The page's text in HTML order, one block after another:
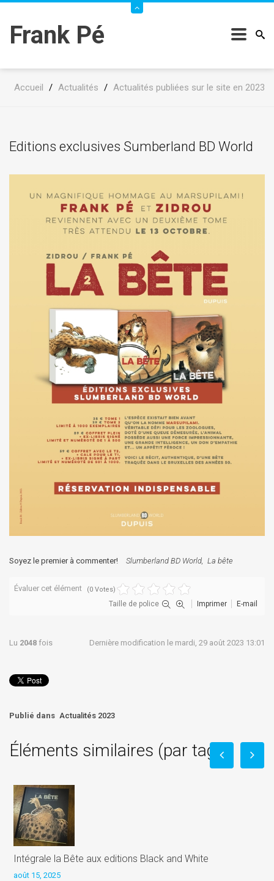
Frank Pé
Accueil / Actualités / Actualités publiées sur le site en 2023
Editions exclusives Sumberland BD World
Soyez le premier à commenter! Slumberland BD World La bête
Évaluer cet élément (0 Votes)
Taille de police Imprimer E-mail
Lu 2048 fois Dernière modification le mardi, 29 août 2023 13:01
Publié dans Actualités 2023
Éléments similaires (par tag)
Intégrale la Bête aux editions Black and White
août 15, 2025